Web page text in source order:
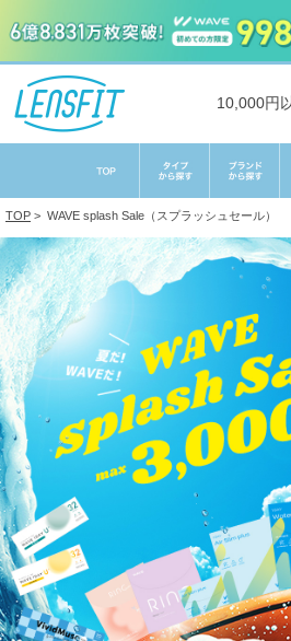
10,000円
TOP > WAVE splash Sale（スプラッシュセール）